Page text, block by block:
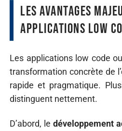
Les avantages
applications low
Les applications low code
transformation concrète de
rapide et pragmatique.
distinguent nettement.
D’abord, le développement